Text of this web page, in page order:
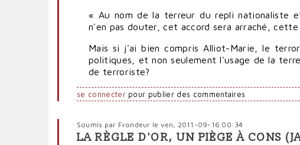
« Au nom de la terreur du repli nationaliste
n'en pas douter, cet accord sera arraché, cette
Mais si j'ai bien compris Alliot-Marie, le
politiques, et non seulement l'usage de la
de terroriste?
se connecterpour publier des commentaires
Soumis par Frondeur le ven, 2011-09-16 00:34
LA RÈGLE D'OR, UN PIÈGE À CONS